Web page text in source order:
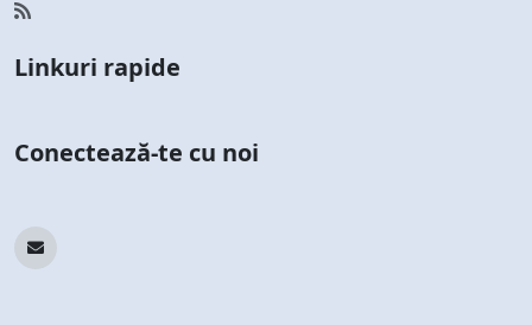
Linkuri rapide
Conectează-te cu noi